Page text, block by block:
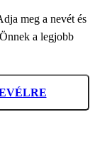
meg a nevét és
a legjobb